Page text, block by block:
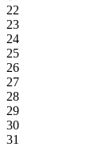
22
23
24
25
26
27
28
29
30
31